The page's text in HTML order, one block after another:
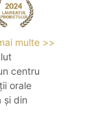
multe >>
centru
orale
și din